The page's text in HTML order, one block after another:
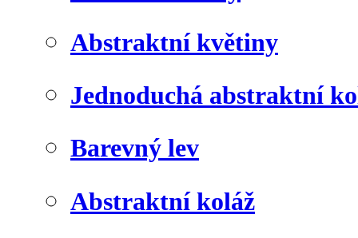
Abstraktní květiny
Jednoduchá abstraktní
Barevný lev
Abstraktní koláž